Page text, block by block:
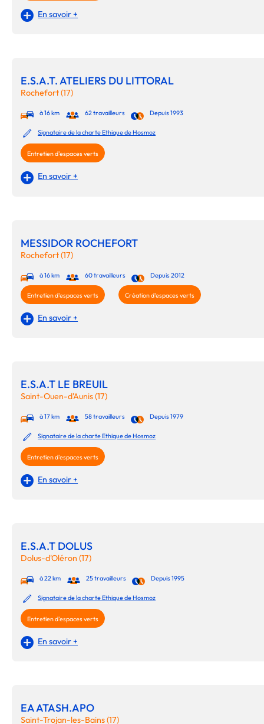
En savoir +
E.S.A.T. ATELIERS DU LITTORAL
Rochefort (17)
à 16 km 62 travailleurs Depuis 1993
Signataire de la charte Ethique de Hosmoz
Entretien d'espaces verts
En savoir +
MESSIDOR ROCHEFORT
Rochefort (17)
à 16 km 60 travailleurs Depuis 2012
Entretien d'espaces verts Création d'espaces verts
En savoir +
E.S.A.T LE BREUIL
Saint-Ouen-d'Aunis (17)
à 17 km 58 travailleurs Depuis 1979
Signataire de la charte Ethique de Hosmoz
Entretien d'espaces verts
En savoir +
E.S.A.T DOLUS
Dolus-d'Oléron (17)
à 22 km 25 travailleurs Depuis 1995
Signataire de la charte Ethique de Hosmoz
Entretien d'espaces verts
En savoir +
EA ATASH.APO
Saint-Trojan-les-Bains (17)